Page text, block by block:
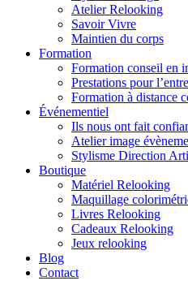
Atelier Relooking
Savoir Vivre
Maintien du corps
Formation
Formation conseil en
Prestations pour
Formation à distance
Événementiel
Ils nous ont fait
Atelier image
Stylisme Direction
Boutique
Matériel Relooking
Maquillage
Livres Relooking
Cadeaux Relooking
Jeux relooking
Blog
Contact